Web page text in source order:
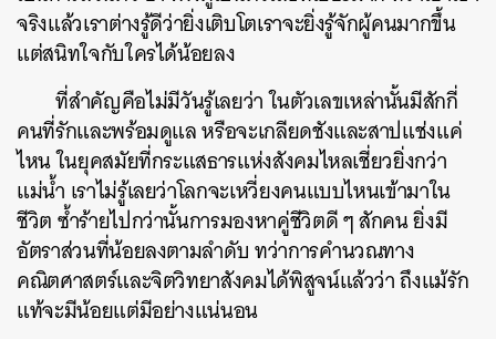
จริงแล้วเราต่างรู้ดีว่ายิ่งเติบโตเราจะยิ่งรู้จักผู้คนมากขึ้น
แต่สนิทใจกับใครได้น้อยลง
ที่สำคัญคือไม่มีวันรู้เลยว่า ในตัวเลขเหล่านั้นมีสักกี่
คนที่รักและพร้อมดูแล หรือจะเกลียดชังและสาปแช่งแค่
ไหน ในยุคสมัยที่กระแสธารแห่งสังคมไหลเชี่ยวยิ่งกว่า
แม่น้ำ เราไม่รู้เลยว่าโลกจะเหวี่ยงคนแบบไหนเข้ามาใน
ชีวิต ซ้ำร้ายไปกว่านั้นการมองหาคู่ชีวิตดี ๆ สักคน ยิ่งมี
อัตราส่วนที่น้อยลงตามลำดับ ทว่าการคำนวณทาง
คณิตศาสตร์และจิตวิทยาสังคมได้พิสูจน์แล้วว่า ถึงแม้รัก
แท้จะมีน้อยแต่มีอย่างแน่นอน